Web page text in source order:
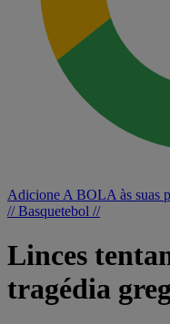
Adicione A BOLA às suas
// Basquetebol //
Linces
tragédia